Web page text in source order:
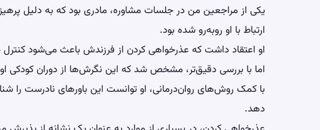
یکی از مراجعین من در جلسات مشاوره، مادری بود که به دلیل
ارتباط با او روبه‌رو شده بود.
او اعتقاد داشت که عذرخواهی کردن از فرزندش باعث می‌شود
اما با بررسی دقیق‌تر، مشخص شد که این نگرش‌ها از دوران کودکی
با کمک روش‌های روان‌درمانی، او توانست این باورهای نادرست را
دهد.